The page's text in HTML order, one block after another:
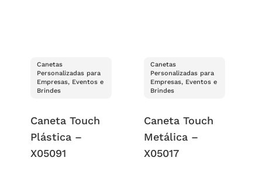
Canetas
Personalizadas para
Empresas, Eventos e
Brindes
Caneta Touch
Plástica –
X05091
Canetas
Personalizadas para
Empresas, Eventos e
Brindes
Caneta Touch
Metálica –
X05017